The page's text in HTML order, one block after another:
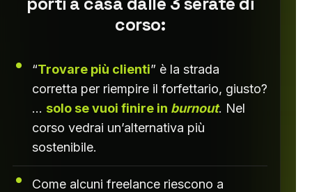
corso:
“Trovare più clienti” è la strada
corretta per riempire il forfettario, giusto?
… solo se vuoi finire in burnout. Nel
corso vedrai un’alternativa più
sostenibile.
Come alcuni freelance riescono a